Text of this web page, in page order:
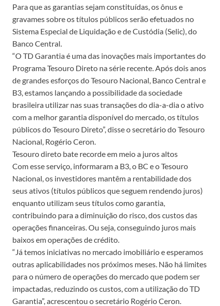
Para que as garantias sejam constituídas, os ônus e
gravames sobre os títulos públicos serão efetuados no
Sistema Especial de Liquidação e de Custódia (Selic), do
Banco Central.
“O TD Garantia é uma das inovações mais importantes do
Programa Tesouro Direto na série recente. Após dois anos
de grandes esforços do Tesouro Nacional, Banco Central e
B3, estamos lançando a possibilidade da sociedade
brasileira utilizar nas suas transações do dia-a-dia o ativo
com a melhor garantia disponível do mercado, os títulos
públicos do Tesouro Direto”, disse o secretário do Tesouro
Nacional, Rogério Ceron.
Tesouro direto bate recorde em meio a juros altos
Com esse serviço, informaram a B3, o BC e o Tesouro
Nacional, os investidores mantêm a rentabilidade dos
seus ativos (títulos públicos que seguem rendendo juros)
enquanto utilizam seus títulos como garantia,
contribuindo para a diminuição do risco, dos custos das
operações financeiras. Ou seja, conseguindo juros mais
baixos em operações de crédito.
“Já temos iniciativas no mercado imobiliário e esperamos
outras aplicabilidades nos próximos meses. Não há limites
para o número de operações do mercado que podem ser
impactadas, reduzindo os custos, com a utilização do TD
Garantia”, acrescentou o secretário Rogério Ceron.